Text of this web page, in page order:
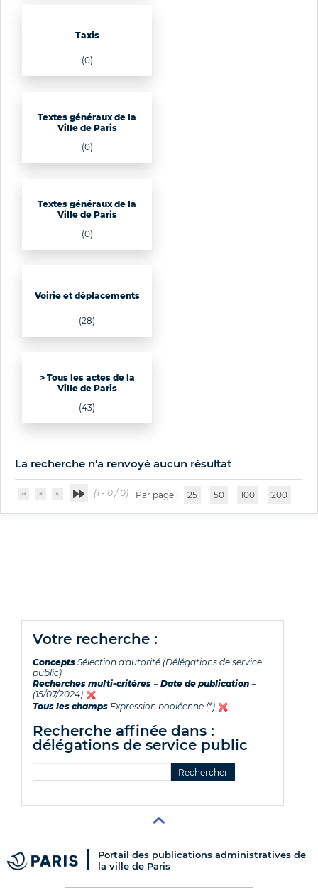
Taxis
(0)
Textes généraux de la
Ville de Paris
(0)
Textes généraux de la
Ville de Paris
(0)
Voirie et déplacements
(28)
> Tous les actes de la
Ville de Paris
(43)
La recherche n'a renvoyé aucun résultat
(1 - 0 / 0) Par page : 25 50 100 200
votre recherche :
Concepts Sélection d'autorité (Délégations de service
public)
Recherches multi-critères = Date de publication =
(15/07/2024)
Tous les champs Expression booléenne (*)
recherche affinée dans :
délégations de service public
Portail des publications administratives de
la ville de Paris